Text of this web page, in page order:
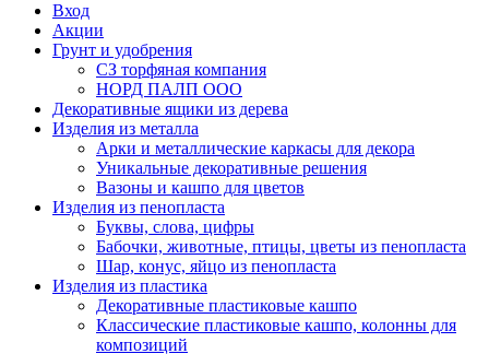
Вход
Акции
Грунт и удобрения
СЗ торфяная компания
НОРД ПАЛП ООО
Декоративные ящики из дерева
Изделия из металла
Арки и металлические каркасы для декора
Уникальные декоративные решения
Вазоны и кашпо для цветов
Изделия из пенопласта
Буквы, слова, цифры
Бабочки, животные, птицы, цветы из пенопласта
Шар, конус, яйцо из пенопласта
Изделия из пластика
Декоративные пластиковые кашпо
Классические пластиковые кашпо, колонны для
композиций